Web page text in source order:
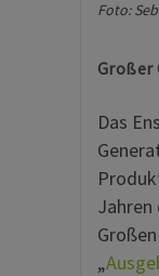
Foto:
Großer
Das
Jahren
„